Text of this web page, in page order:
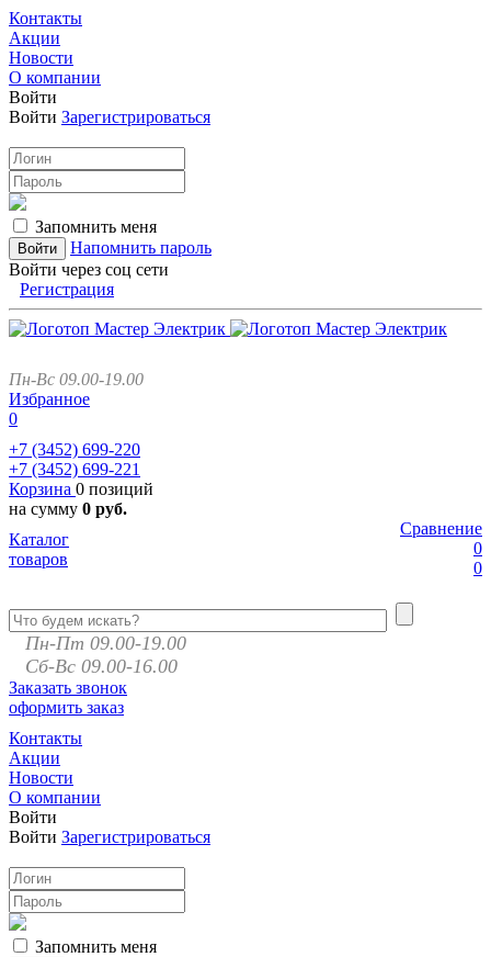
Контакты
Акции
Новости
О компании
Войти
Войти Зарегистрироваться
Запомнить меня
Напомнить пароль
Войти через соц сети
Регистрация
Пн-Вс 09.00-19.00
Избранное
0
+7 (3452) 699-220
+7 (3452) 699-221
Корзина 0 позиций
на сумму 0 руб.
Сравнение
0
0
Каталог
товаров
Пн-Пт 09.00-19.00
Сб-Вс 09.00-16.00
Заказать звонок
оформить заказ
Контакты
Акции
Новости
О компании
Войти
Войти Зарегистрироваться
Запомнить меня